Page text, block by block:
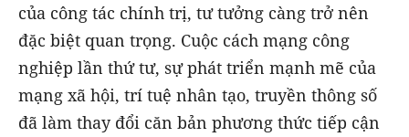
của công tác chính trị, tư tưởng càng trở nên
đặc biệt quan trọng. Cuộc cách mạng công
nghiệp lần thứ tư, sự phát triển mạnh mẽ của
mạng xã hội, trí tuệ nhân tạo, truyền thông số
đã làm thay đổi căn bản phương thức tiếp cận